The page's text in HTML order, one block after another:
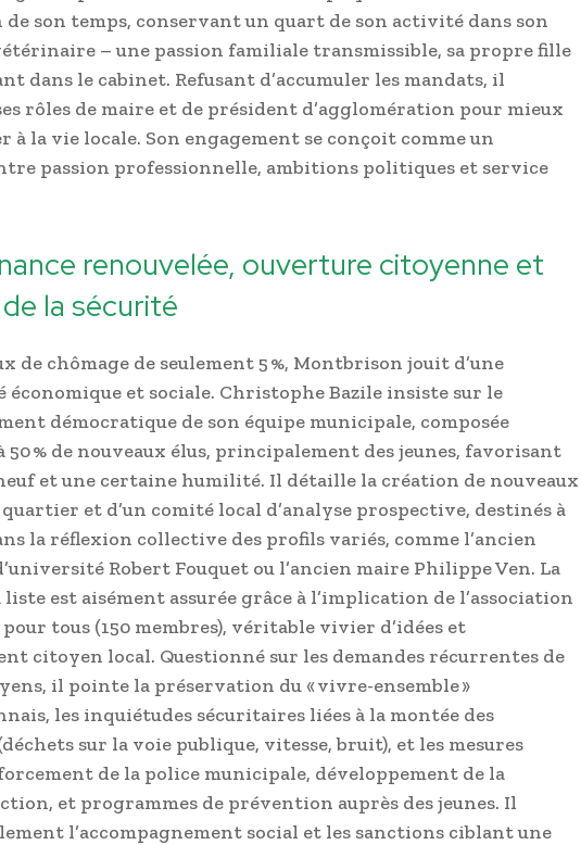
son temps, conservant un quart de son activité dans son
– une passion familiale transmissible, sa propre fille
dans le cabinet. Refusant d’accumuler les mandats, il
rôles de maire et de président d’agglomération pour mieux
à la vie locale. Son engagement se conçoit comme un
passion professionnelle, ambitions politiques et service
renouvelée, ouverture citoyenne et
la sécurité
de chômage de seulement 5 %, Montbrison jouit d’une
et sociale. Christophe Bazile insiste sur le
démocratique de son équipe municipale, composée
50 % de nouveaux élus, principalement des jeunes, favorisant
et une certaine humilité. Il détaille la création de nouveaux
et d’un comité local d’analyse prospective, destinés à
la réflexion collective des profils variés, comme l’ancien
Robert Fouquet ou l’ancien maire Philippe Ven. La
est aisément assurée grâce à l’implication de l’association
tous (150 membres), véritable vivier d’idées et
citoyen local. Questionné sur les demandes récurrentes de
il pointe la préservation du « vivre-ensemble »
les inquiétudes sécuritaires liées à la montée des
sur la voie publique, vitesse, bruit), et les mesures
de la police municipale, développement de la
et programmes de prévention auprès des jeunes. Il
l’accompagnement social et les sanctions ciblant une